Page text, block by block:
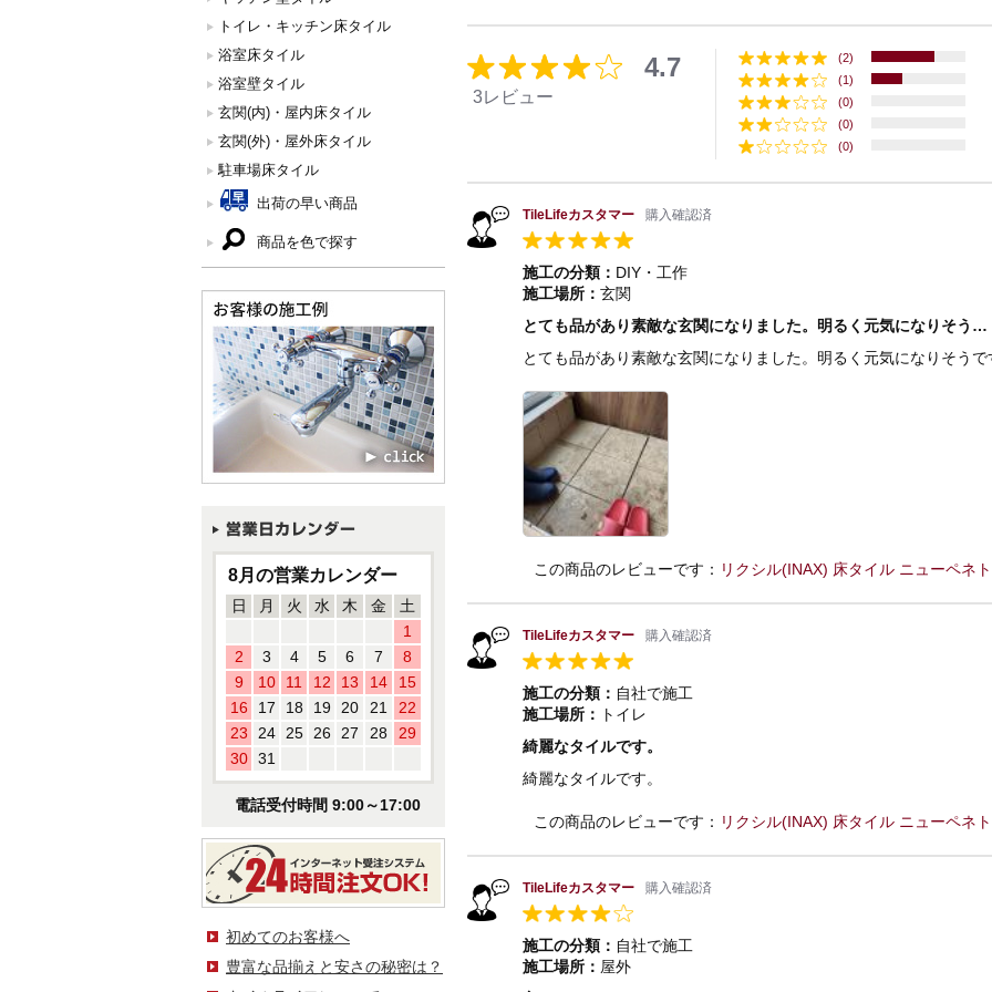
トイレ・キッチン床タイル
浴室床タイル
浴室壁タイル
玄関(内)・屋内床タイル
玄関(外)・屋外床タイル
駐車場床タイル
出荷の早い商品
商品を色で探す
8月の営業カレンダー
日 月 火 水 木 金
土
1
2
3 4 5 6 7
8
9
10 11 12 13 14
15
16
17 18 19 20 21
22
23
24 25 26 27 28
29
30 31
電話受付時間 9:00～17:00
初めてのお客様へ
豊富な品揃えと安さの秘密は？
4.7
3レビュー
(2)
(1)
(0)
(0)
(0)
TileLifeカスタマー 購入確認済
施工の分類： DIY・工作
施工場所： 玄関
とても品があり素敵な玄関になりました。明るく元気になりそう…
とても品があり素敵な玄関になりました。明るく元気になりそうで
この商品のレビューです： リクシル(INAX) 床タイル ニューペネ
TileLifeカスタマー 購入確認済
施工の分類： 自社で施工
施工場所：
トイレ
綺麗なタイルです。
綺麗なタイルです。
この商品のレビューです： リクシル(INAX) 床タイル ニューペネ
TileLifeカスタマー 購入確認済
施工の分類： 自社で施工
施工場所： 屋外